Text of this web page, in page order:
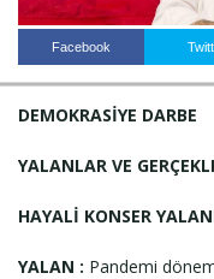
Facebook
DEMOKRASİYE DARBE
YALANLAR VE
HAYALİ KONSER
YALAN : Pandemi